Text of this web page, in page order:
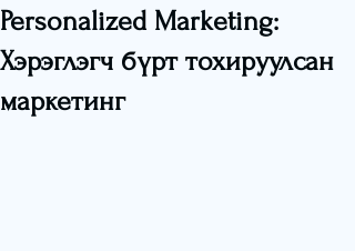
Personalized Marketing:
Хэрэглэгч бүрт тохируулсан
маркетинг